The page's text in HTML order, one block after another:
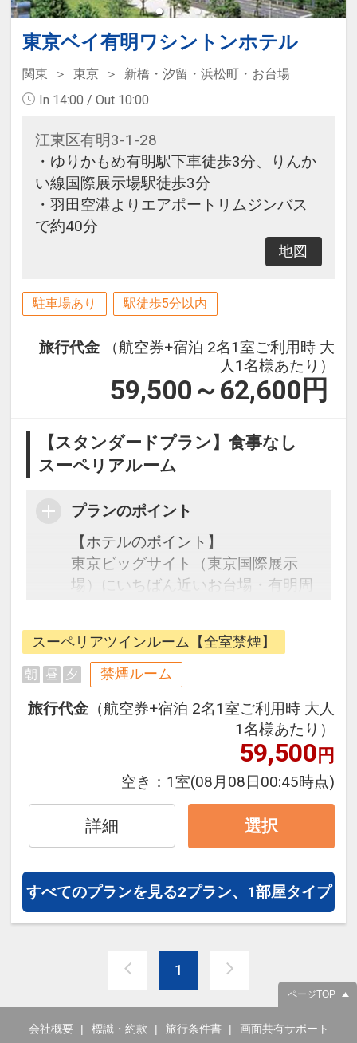
東京ベイ有明ワシントンホテル
関東 東京
新橋・汐留・浜松町・お台場
In 14:00 / Out 10:00
江東区有明3-1-28
・ゆりかもめ有明駅下車徒歩3分、りんか
い線国際展示場駅徒歩3分
・羽田空港よりエアポートリムジンバス
で約40分
地図
駐車場あり 駅徒歩5分以内
旅行代金
（航空券+宿泊 2名1室ご利用時 大
人1名様あたり）
59,500～62,600 円
【スタンダードプラン】食事なし
スーペリアルーム
プランのポイント
【ホテルのポイント】
東京ビッグサイト（東京国際展示
場）にいちばん近いお台場・有明周
東京ベイ有明ワシントンホテルは、
ゆりかもめ有明駅・りんかい線国際
展示場駅から徒歩3分、ビジネスや
お台場エリアの観光にも最適です。
周辺のテーマパークへのアクセスも
抜群。東京ディズニーリゾート・グ
ッドネイバーホテルとして毎日無料
の送迎バスが２つのパークへ運行中
です。有明アリーナ、有明ガーデ
ン、劇団四季、ダイバーシティ東
京､レゴランド、マダムタッソー、
では遊びきれない話題のスポットが
いっぱいです。
スーペリアツインルーム【全室禁煙】
朝 昼 夕 禁煙ルーム
旅行代金 （航空券+宿泊 2名1室ご利用時 大人
1名様あたり）
59,500円
空き： 1室(08月08日00:45時点)
詳細 選択
すべてのプランを見る2プラン、1部屋タイプ
1
ページTOP
会社概要 標識・約款 旅行条件書 画面共有サポート